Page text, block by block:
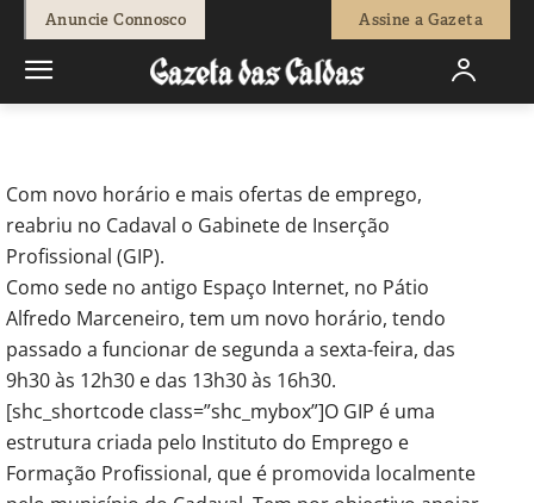
Anuncie Connosco Assine a Gazeta
Pedro Antunes - 777 0
Com novo horário e mais ofertas de emprego,
reabriu no Cadaval o Gabinete de Inserção
Profissional (GIP).
Como sede no antigo Espaço Internet, no Pátio
Alfredo Marceneiro, tem um novo horário, tendo
passado a funcionar de segunda a sexta-feira, das
9h30 às 12h30 e das 13h30 às 16h30.
[shc_shortcode class=”shc_mybox”]O GIP é uma
estrutura criada pelo Instituto do Emprego e
Formação Profissional, que é promovida localmente